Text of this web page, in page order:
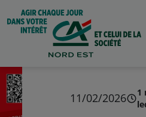
11/02/2026
1